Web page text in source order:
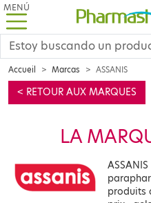
MENÚ
Accueil Marcas ASSANIS
< RETOUR AUX MARQUES
LA
produits